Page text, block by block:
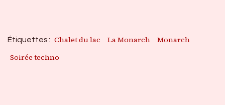
Étiquettes : Chalet du lac La Monarch
Monarch
Soirée techno